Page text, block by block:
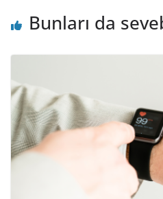
Bunları da